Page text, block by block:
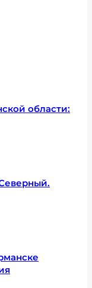
области: